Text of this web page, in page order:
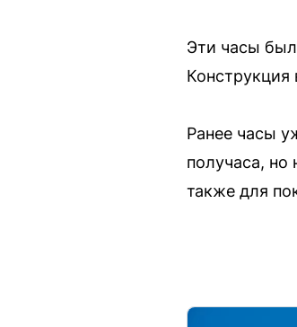
Эти часы
Ранее часы
получаса, но
также для